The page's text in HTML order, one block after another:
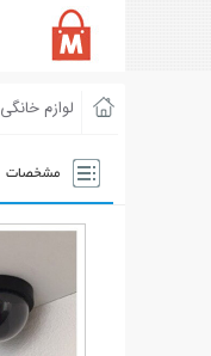
لوازم خانگی
مشخصات